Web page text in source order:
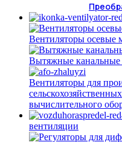
Вентиляторы осевые
Вытяжные канальные
Вентиляторы для
вычислительного
вентиляции